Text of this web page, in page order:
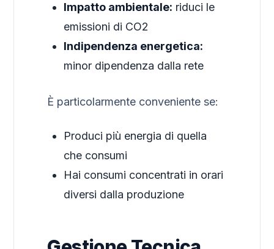
Impatto ambientale: riduci le
emissioni di CO2
Indipendenza energetica:
minor dipendenza dalla rete
È particolarmente conveniente se:
Produci più energia di quella
che consumi
Hai consumi concentrati in orari
diversi dalla produzione